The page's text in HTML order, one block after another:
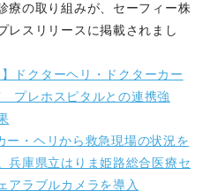
療の取り組みが、セーフィー株
レスリリースに掲載されまし
ドクターヘリ・ドクターカー
プレホスピタルとの連携強
ー・ヘリから救急現場の状況を
兵庫県立はりま姫路総合医療セ
アラブルカメラを導入